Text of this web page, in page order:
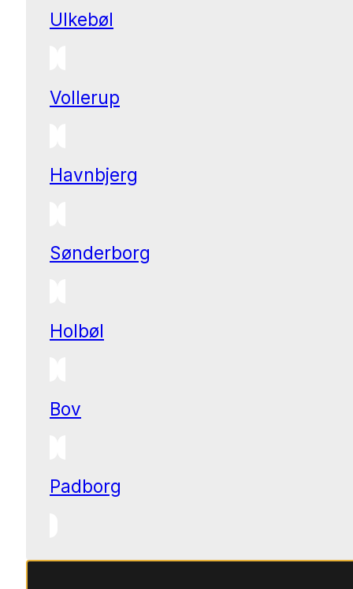
Ulkebøl
Vollerup
Havnbjerg
Sønderborg
Holbøl
Bov
Padborg